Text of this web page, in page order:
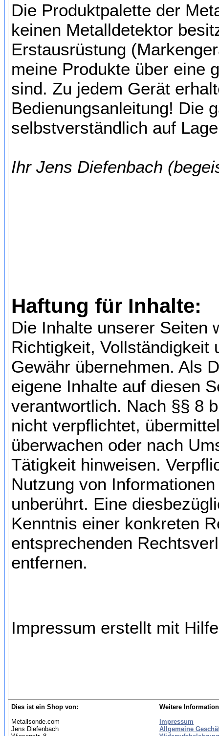
Die Produktpalette der
keinen Metalldetektor
Erstausrüstung
meine Produkte über eine
sind. Zu jedem Gerät
Bedienungsanleitung! Die
selbstverständlich auf
Ihr Jens Diefenbach
Haftung für Inhalte:
Die Inhalte unserer Seiten
Richtigkeit, Vollständigkeit
Gewähr übernehmen. Als
eigene Inhalte auf diesen
verantwortlich. Nach §§ 8
nicht verpflichtet,
überwachen oder nach
Tätigkeit hinweisen.
Nutzung von
unberührt. Eine
Kenntnis einer konkreten
entsprechenden
entfernen.
Impressum erstellt mit
Dies ist ein Shop von:
Metallsonde.com
Jens Diefenbach
Weitere
Impressum
Allgemeine